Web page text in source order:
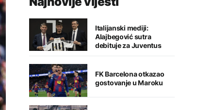
Italijanski mediji:
Alajbegović sutra
debituje za Juventus
FK Barcelona otkazao
gostovanje u Maroku